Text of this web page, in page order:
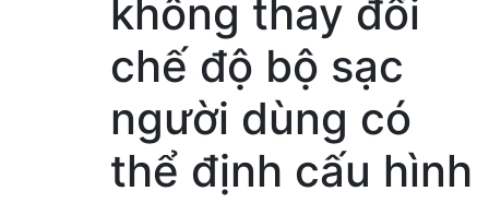
không thay đổi
chế độ bộ sạc
người dùng có
thể định cấu hình